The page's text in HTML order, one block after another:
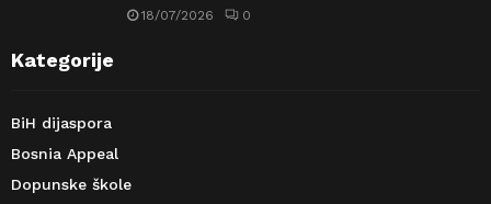
18/07/2026 0
Kategorije
BiH dijaspora
Bosnia Appeal
Dopunske škole